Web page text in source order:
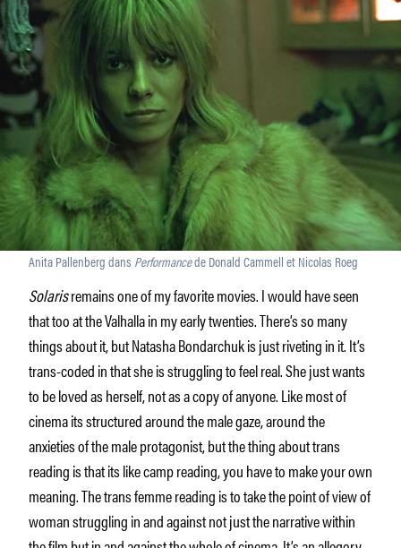
Anita Pallenberg dans Performancede Donald Cammell et Nicolas Roeg
Solarisremains one of my favorite movies. I would have seen
that too at the Valhalla in my early twenties. There’s so many
things about it, but Natasha Bondarchuk is just riveting in it. It’s
trans-coded in that she is struggling to feel real. She just wants
to be loved as herself, not as a copy of anyone. Like most of
cinema its structured around the male gaze, around the
anxieties of the male protagonist, but the thing about trans
reading is that its like camp reading, you have to make your own
meaning. The trans femme reading is to take the point of view of
woman struggling in and against not just the narrative within